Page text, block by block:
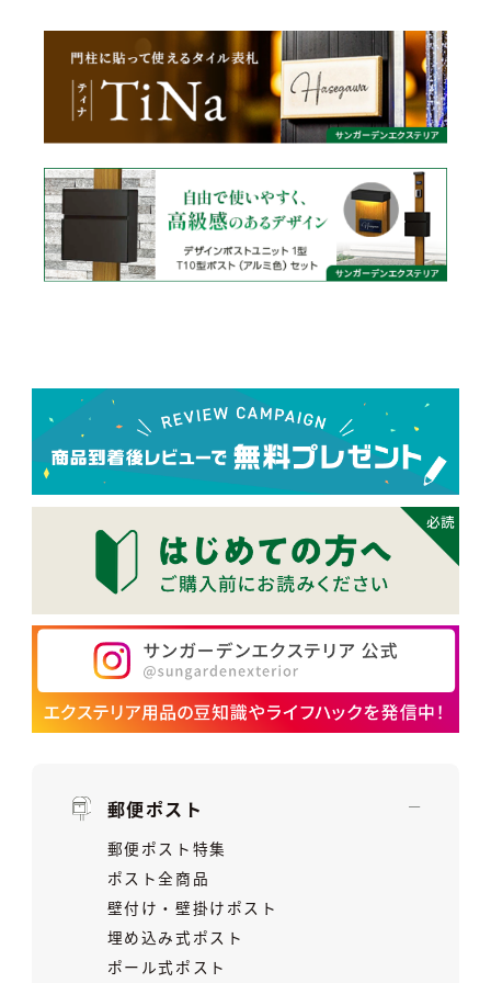
郵便ポスト
郵便ポスト特集
ポスト全商品
壁付け・壁掛けポスト
埋め込み式ポスト
ポール式ポスト